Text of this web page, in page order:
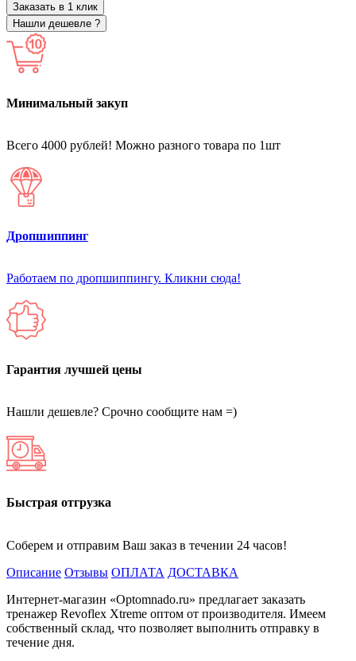
Заказать в 1 клик
Нашли дешевле ?
Минимальный закуп
Всего 4000 рублей! Можно разного товара по 1шт
Дропшиппинг
Работаем по дропшиппингу. Кликни сюда!
Гарантия лучшей цены
Нашли дешевле? Срочно сообщите нам =)
Быстрая отгрузка
Соберем и отправим Ваш заказ в течении 24 часов!
Описание Отзывы ОПЛАТА ДОСТАВКА
Интернет-магазин «Optomnado.ru» предлагает заказать
тренажер Revoflex Xtreme оптом от производителя. Имеем
собственный склад, что позволяет выполнить отправку в
течение дня.